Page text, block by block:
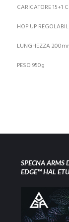
CARICATORE 15+1
HOP UP
LUNGHEZZA
PESO 950g
SPECNA ARMS
EDGE™ HAL